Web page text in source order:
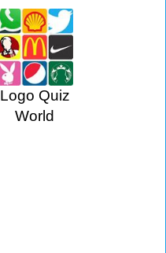
Logo Quiz
World